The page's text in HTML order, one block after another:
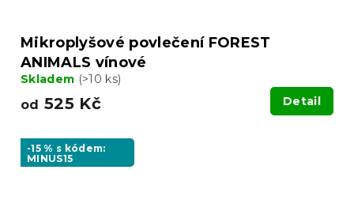
Mikroplyšové povlečení FOREST
ANIMALS vínové
Skladem (>10 ks)
od 525 Kč Detail
-15 % s kódem:
MINUS15